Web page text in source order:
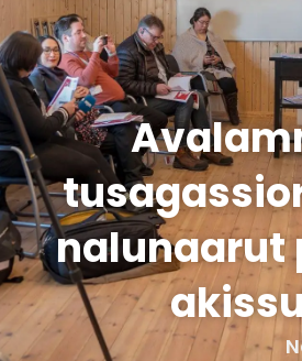
nalunaarut